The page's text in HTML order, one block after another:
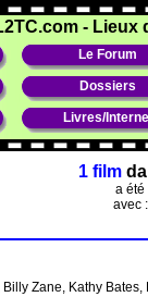
- Lieux
Le Forum
Dossiers
Livres/
1 film
a
avec
Zane, Kathy